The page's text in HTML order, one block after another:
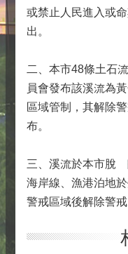
或禁止人民進入或
出。
二、本市48條土石
員會發布該溪流為
區域管制，其解除
布。
三、溪流於本市脫
海岸線、漁港泊地
警戒區域後解除警戒